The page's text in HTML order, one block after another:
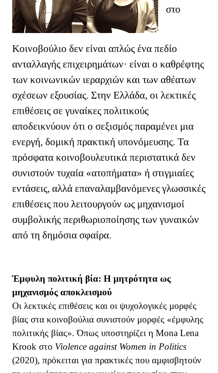
στο
Κοινοβούλιο δεν είναι απλώς ένα πεδίο
ανταλλαγής επιχειρημάτων· είναι ο καθρέφτης
των κοινωνικών ιεραρχιών και των αθέατων
σχέσεων εξουσίας. Στην Ελλάδα, οι λεκτικές
επιθέσεις σε γυναίκες πολιτικούς
αποδεικνύουν ότι ο σεξισμός παραμένει μια
ενεργή, δομική πρακτική υπονόμευσης. Τα
πρόσφατα κοινοβουλευτικά περιστατικά δεν
συνιστούν τυχαία «ατοπήματα» ή στιγμιαίες
εντάσεις, αλλά επαναλαμβανόμενες γλωσσικές
επιθέσεις που λειτουργούν ως μηχανισμοί
συμβολικής περιθωριοποίησης των γυναικών
από τη δημόσια σφαίρα.
Έμφυλη πολιτική βία: Η μητρότητα ως
μηχανισμός αποκλεισμού
Οι λεκτικές επιθέσεις και οι ψυχολογικές μορφές
βίας στα κοινοβούλια συνιστούν μορφές «έμφυλης
πολιτικής βίας». Όπως υποστηρίζει η Mona Lena
Krook στο Violence against Women in Politics
(2020), πρόκειται για πρακτικές που αμφισβητούν